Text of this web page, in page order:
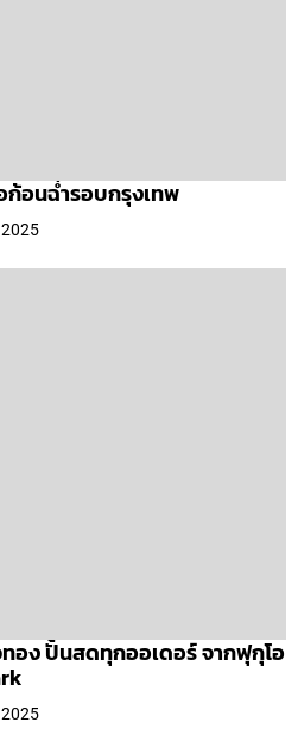
ก้อนฉ่ำรอบกรุงเทพ
อง ปั้นสดทุกออเดอร์ จากฟุกุโอ